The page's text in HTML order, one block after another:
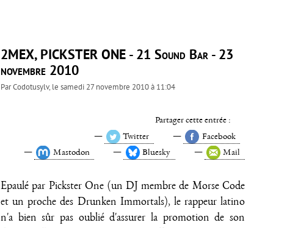
2MEX, PICKSTER ONE - 21 Sound Bar - 23
novembre 2010
ParCodotusylv, le samedi 27 novembre 2010 à 11:04
Partager cette entrée :
Twitter
Facebook
Mastodon
Bluesky Mail
Epaulé par Pickster One (un DJ membre de Morse Code
et un proche des Drunken Immortals), le rappeur latino
n'a bien sûr pas oublié d'assurer la promotion de son